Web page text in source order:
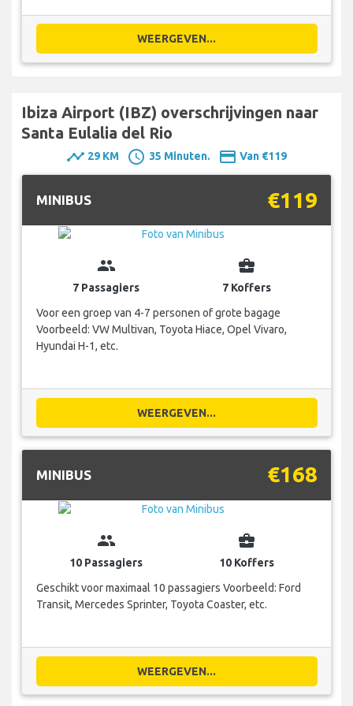
WEERGEVEN...
Ibiza Airport (IBZ) overschrijvingen naar
Santa Eulalia del Rio
timeline 29 KM schedule 35 Minuten. payment Van €119
MINIBUS €119
group
7 Passagiers
business_center
7 Koffers
Voor een groep van 4-7 personen of grote bagage
Voorbeeld: VW Multivan, Toyota Hiace, Opel Vivaro,
Hyundai H-1, etc.
WEERGEVEN...
MINIBUS €168
group
10 Passagiers
business_center
10 Koffers
Geschikt voor maximaal 10 passagiers Voorbeeld: Ford
Transit, Mercedes Sprinter, Toyota Coaster, etc.
WEERGEVEN...